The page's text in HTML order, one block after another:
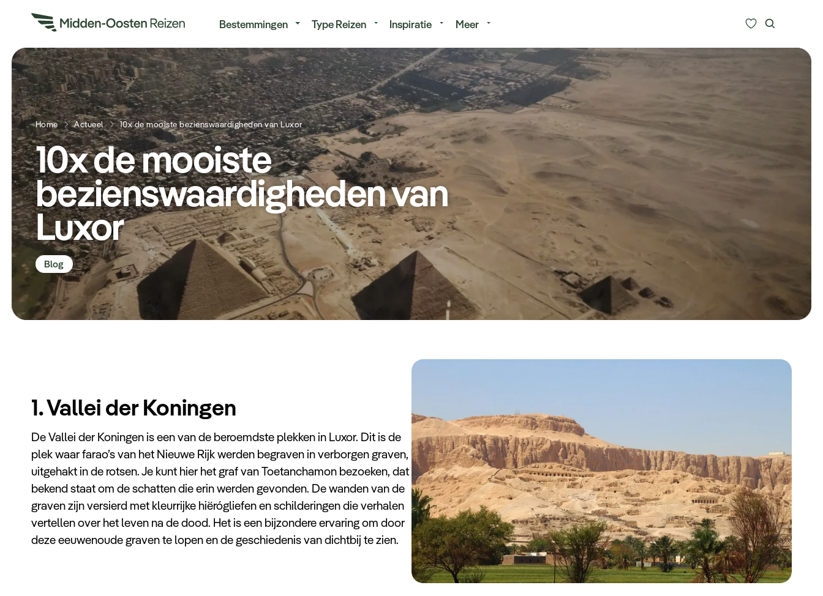
Bestemmingen Type Reizen Inspiratie Meer
Alle bestemmingen
Type Reizen
Inspiratie
Meer
Home Actueel 10x de mooiste bezienswaardigheden van Luxor
10x de mooiste
bezienswaardigheden van
Luxor
Blog
1. Vallei der Koningen
De Vallei der Koningen is een van de beroemdste plekken in Luxor. Dit is de
plek waar farao’s van het Nieuwe Rijk werden begraven in verborgen graven,
uitgehakt in de rotsen. Je kunt hier het graf van Toetanchamon bezoeken, dat
bekend staat om de schatten die erin werden gevonden. De wanden van de
graven zijn versierd met kleurrijke hiërógliefen en schilderingen die verhalen
vertellen over het leven na de dood. Het is een bijzondere ervaring om door
deze eeuwenoude graven te lopen en de geschiedenis van dichtbij te zien.